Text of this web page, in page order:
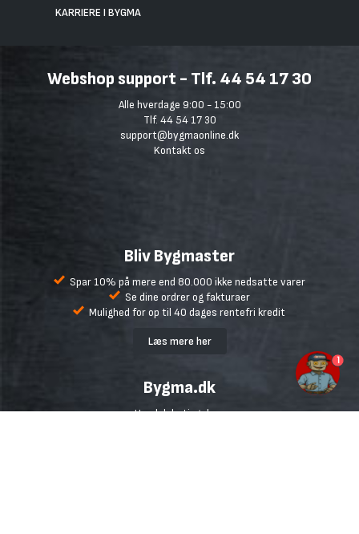
KARRIERE I BYGMA
Webshop support - Tlf. 44 54 17 30
Alle hverdage 9:00 - 15:00
Tlf. 44 54 17 30
support@bygmaonline.dk
Kontakt os
Bliv Bygmaster
Spar 10% på mere end 80.000 ikke nedsatte varer
Se dine ordrer og fakturaer
Mulighed for op til 40 dages rentefri kredit
Læs mere her
Bygma.dk
Handelsbetingelser
1